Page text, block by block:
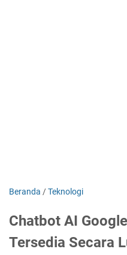
Beranda /Teknologi
Chatbot AI
Tersedia Secara